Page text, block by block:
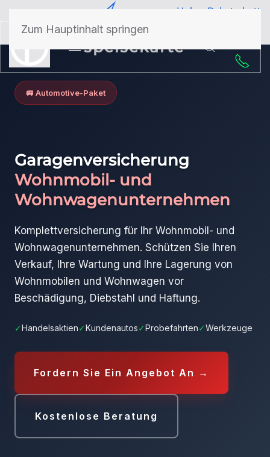
Zum Hauptinhalt springen
speisekarte
Schadenshilfe
50 Jahre Erfahrung
🚐 Automotive-Paket
Garagenversicherung
Wohnmobil- und
Wohnwagenunternehmen
Komplettversicherung für Ihr Wohnmobil- und
Wohnwagenunternehmen. Schützen Sie Ihren
Verkauf, Ihre Wartung und Ihre Lagerung von
Wohnmobilen und Wohnwagen vor
Beschädigung, Diebstahl und Haftung.
✓Handelsaktien✓Kundenautos✓Probefahrten✓Werkzeuge
Fordern Sie Ein Angebot An →
Kostenlose Beratung